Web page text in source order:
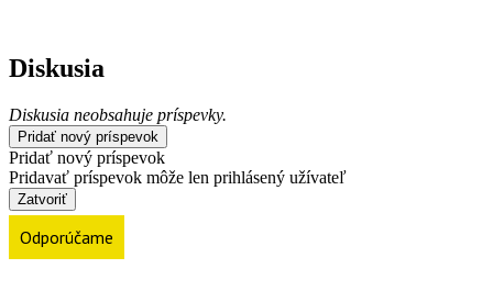
Diskusia
Diskusia neobsahuje príspevky.
Pridať nový príspevok
Pridať nový príspevok
Pridavať príspevok môže len prihlásený užívateľ
Zatvoriť
Odporúčame